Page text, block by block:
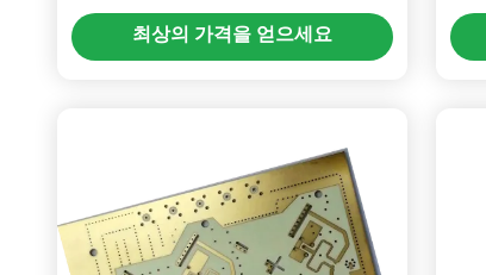
최상의 가격을 얻으세요